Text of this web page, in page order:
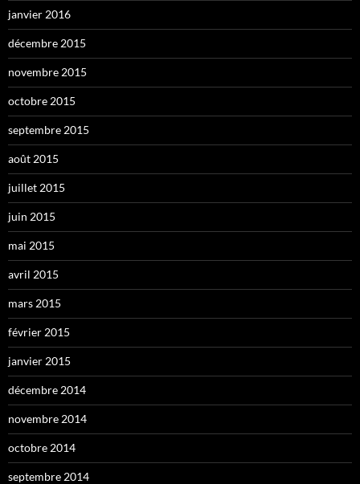
janvier 2016
décembre 2015
novembre 2015
octobre 2015
septembre 2015
août 2015
juillet 2015
juin 2015
mai 2015
avril 2015
mars 2015
février 2015
janvier 2015
décembre 2014
novembre 2014
octobre 2014
septembre 2014